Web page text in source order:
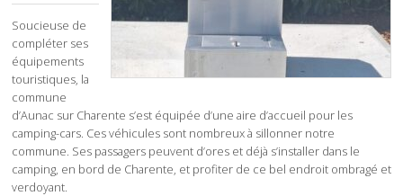
Soucieuse de
compléter ses
équipements
touristiques, la
commune
d’Aunac sur Charente s’est équipée d’une aire d’accueil pour les
camping-cars. Ces véhicules sont nombreux à sillonner notre
commune. Ses passagers peuvent d’ores et déjà s’installer dans le
camping, en bord de Charente, et profiter de ce bel endroit ombragé et
verdoyant.